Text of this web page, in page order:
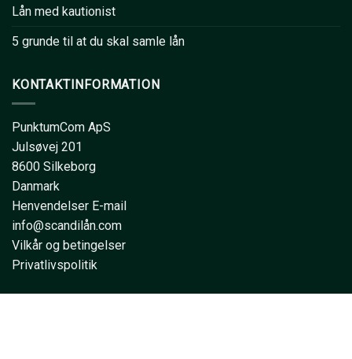
Lån med kautionist
5 grunde til at du skal samle lån
KONTAKTINFORMATION
PunktumCom ApS
Julsøvej 201
8600 Silkeborg
Danmark
Henvendelser E-mail
info@scandilån.com
Vilkår og betingelser
Privatlivspolitik